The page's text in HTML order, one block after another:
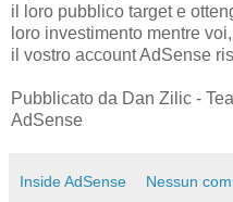
il loro pubblico target e
loro investimento mentre
il vostro account AdSense
Pubblicato da Dan Zilic -
AdSense
Inside AdSense Nessun